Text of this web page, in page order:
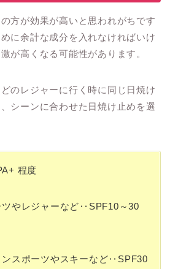
方が効果が高いと思われがちです
に余計な成分を入れなければいけ
が高くなる可能性があります。
のレジャーに行く時に同じ日焼け
シーンに合わせた日焼け止めを選
程度
ツやレジャーなど‥SPF10～30
ンスポーツやスキーなど‥SPF30